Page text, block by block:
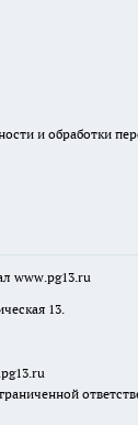
и обработки
www.pg13.ru
13.